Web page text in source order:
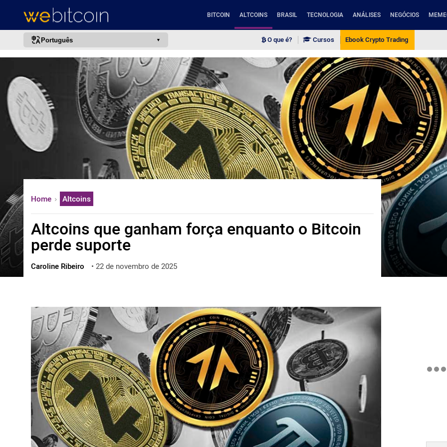
BITCOIN ALTCOINS BRASIL TECNOLOGIA ANÁLISES NEGÓCIOS
Português
português (BR)
français
italiano
deutsch
한국어
العربية
ไทย
ქართული
O que é? Cursos Ebook Crypto Trading
Home Altcoins
Altcoins que ganham força enquanto o Bitcoin
perde suporte
Caroline Ribeiro • 22 de novembro de 2025